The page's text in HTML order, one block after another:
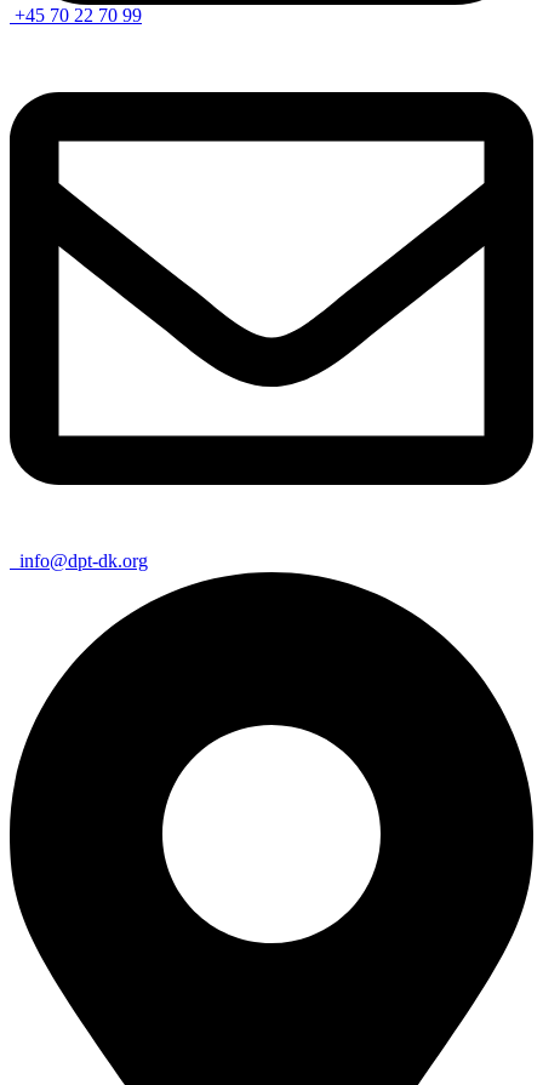
+45 70 22 70 99
info@dpt-dk.org